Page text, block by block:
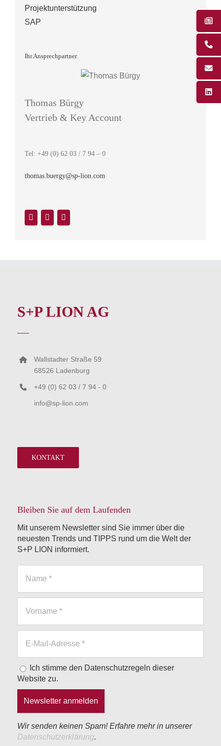
Projektunterstützung
SAP
Ihr Ansprechpartner
Thomas Bürgy
Vertrieb & Key Account
Tel: +49 (0) 62 03 / 7 94 – 0
thomas.buergy@sp-lion.com
S+P LION AG
Wallstadter Straße 59
68526 Ladenburg
+49 (0) 62 03 / 7 94 - 0
info@sp-lion.com
KONTAKT
Bleiben Sie auf dem Laufenden
Mit unserem Newsletter sind Sie immer über die
neuesten Trends und TIPPS rund um die Welt der
S+P LION informiert.
Ich stimme den Datenschutzregeln dieser
Website zu.
Wir senden keinen Spam! Erfahre mehr in unserer
Datenschutzerklärung.